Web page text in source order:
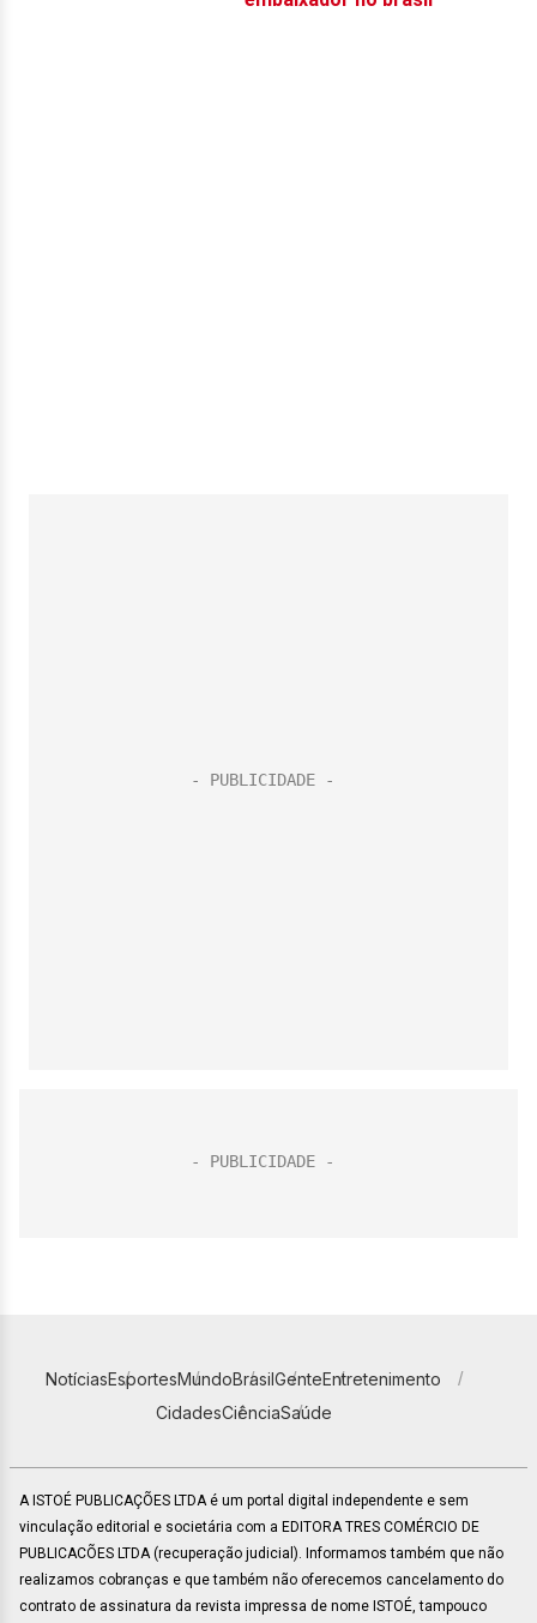
NotíciasEsportesMundoBrasilGenteEntretenimento
CidadesCiênciaSaúde
A ISTOÉ PUBLICAÇÕES LTDA é um portal digital independente e sem
vinculação editorial e societária com a EDITORA TRES COMÉRCIO DE
PUBLICACÕES LTDA (recuperação judicial). Informamos também que não
realizamos cobranças e que também não oferecemos cancelamento do
contrato de assinatura da revista impressa de nome ISTOÉ, tampouco